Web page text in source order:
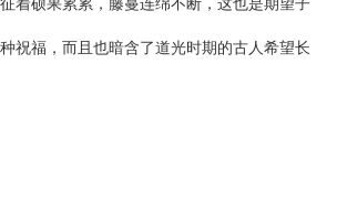
祝福，而且也暗含了道光时期的古人希望长